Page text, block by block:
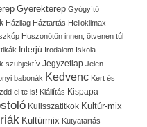
Gyerekterep Gyógyító
Házilag Háztartás Helloklimax
Huszonötön innen, ötvenen túl
Interjú Irodalom Iskola
szubjektív Jegyzetlap Jelen
babonák Kedvenc Kert és
el te is! Kiállítás Kispapa -
Kulisszatitkok Kultúr-mix
Kultúrmix Kutyatartás